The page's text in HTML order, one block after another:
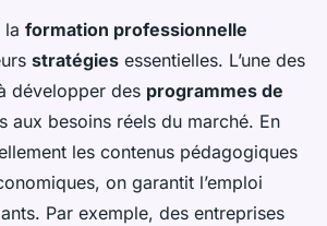
la formation professionnelle
stratégies essentielles. L’une des
développer des programmes de
aux besoins réels du marché. En
les contenus pédagogiques
on garantit l’emploi
Par exemple, des entreprises